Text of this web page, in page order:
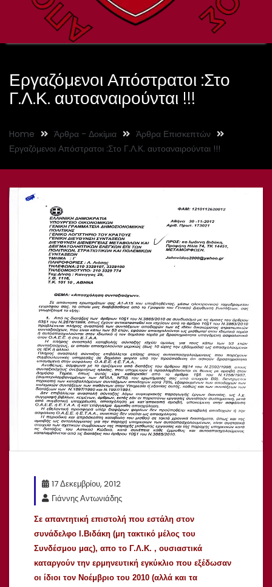
Εργαζόμενοι Απόστρατοι :Στο
Γ.Λ.Κ. αυτοαναιρούνται !!!
Home Άρθρα - Δοκίμια
Άρθρα Επισκεπτών
Εργαζόμενοι Απόστρατοι :Στο Γ.Λ.Κ. αυτοαναιρούνται !!!
17 Δεκεμβρίου, 2012
Γιάννης Αντωνιάδης
Σε απαντητική επιστολή που εστάλη στον
συνάδελφο Ι.Βιδάκη (μη τακτικό μέλος του
Συνδέσμου μας), απο το Γ.Λ.Κ. , ουσιαστικά
καταργούν την ερμηνευτική εγκύκλιο που εξέδωσαν
οι ίδιοι τον Νοέμβριο του 2010 (αλλά και τα